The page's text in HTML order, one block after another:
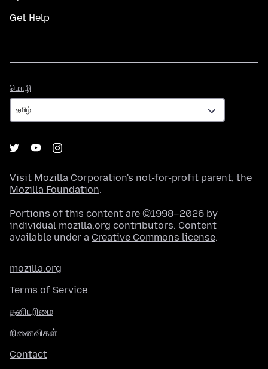
Get Help
மொழி
Visit Mozilla Corporation's not-for-profit parent, the
Mozilla Foundation.
Portions of this content are ©1998–2026 by
individual mozilla.org contributors. Content
available under a Creative Commons license.
mozilla.org
Terms of Service
தனியுரிமை
நினைவிகள்
Contact